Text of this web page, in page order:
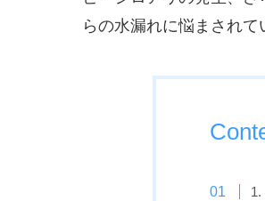
らの水漏れに悩まされ